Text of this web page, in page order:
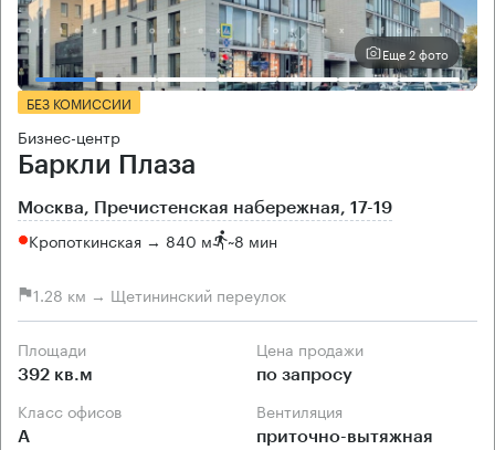
Еще 2 фото
БЕЗ КОМИССИИ
Бизнес-центр
Баркли Плаза
Москва, Пречистенская набережная, 17-19
Кропоткинская → 840 м ~8 мин
1.28 км → Щетининский переулок
Площади
392 кв.м
Цена продажи
по запросу
Класс офисов
А
Вентиляция
приточно-вытяжная